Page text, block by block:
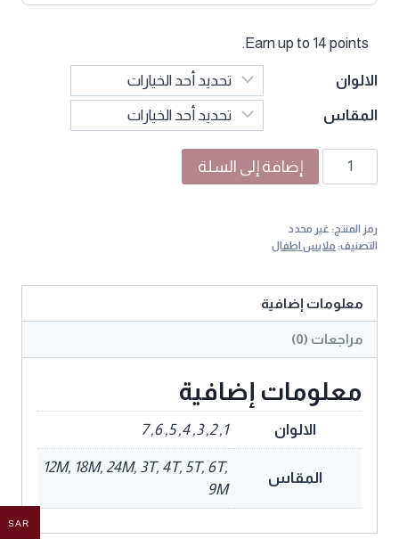
Earn up to 14 points.
الالوان
المقاس
كمية
بنطلون
خفيف
صيفي
إضافة إلى السلة
رمز المنتج: غير محدد
التصنيف: ملابس اطفال
معلومات إضافية
مراجعات (0)
معلومات إضافية
الالوان 1, 2, 3, 4, 5, 6, 7
المقاس
12M, 18M, 24M, 3T, 4T, 5T, 6T,
9M
SAR